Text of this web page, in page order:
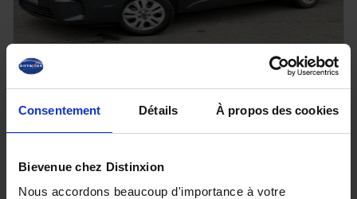
Consentement Détails À propos des cookies
Bievenue chez Distinxion
Nous accordons beaucoup d'importance à votre
NISSAN PRIMASTAR
L1 3T 2.0 DCI 150 DCT Tekna - 8 PLACES
22608 km - 2025 - Diesel - Boîte auto